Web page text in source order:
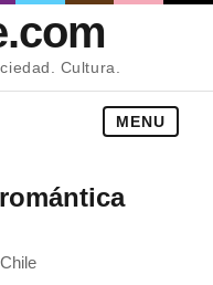
Cultura.
MENU